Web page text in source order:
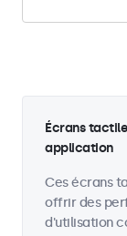
Écrans
application
Ces écrans
offrir des
d'utilisation